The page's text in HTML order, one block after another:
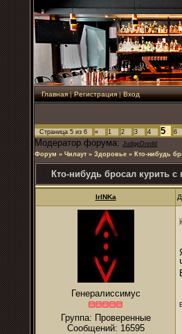
Главная|Регистрация|Вход
Страница 5 из 6 « 1 2 3 4 5 6
Модератор форума: JudgeDredd
Форум » Чилаут » Здоровье » Кто-нибудь
Кто-нибудь бросал курить
IrINKa
Генералиссимус
Группа: Проверенные
Сообщений: 16595